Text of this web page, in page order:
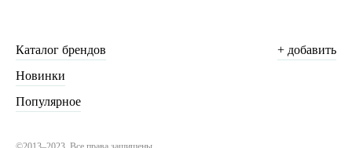
Каталог брендов
Новинки
Популярное
+ добавить